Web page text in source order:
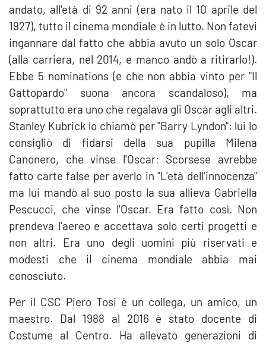
andato, all'età di 92 anni (era nato il 10 aprile del
1927), tutto il cinema mondiale è in lutto. Non fatevi
ingannare dal fatto che abbia avuto un solo Oscar
(alla carriera, nel 2014, e manco andò a ritirarlo!).
Ebbe 5 nominations (e che non abbia vinto per "Il
Gattopardo" suona ancora scandaloso), ma
soprattutto era uno che regalava gli Oscar agli altri.
Stanley Kubrick lo chiamò per "Barry Lyndon": lui lo
consigliò di fidarsi della sua pupilla Milena
Canonero, che vinse l'Oscar; Scorsese avrebbe
fatto carte false per averlo in "L'età dell'innocenza"
ma lui mandò al suo posto la sua allieva Gabriella
Pescucci, che vinse l'Oscar. Era fatto così. Non
prendeva l'aereo e accettava solo certi progetti e
non altri. Era uno degli uomini più riservati e
modesti che il cinema mondiale abbia mai
conosciuto.
Per il CSC Piero Tosi è un collega, un amico, un
maestro. Dal 1988 al 2016 è stato docente di
Costume al Centro. Ha allevato generazioni di